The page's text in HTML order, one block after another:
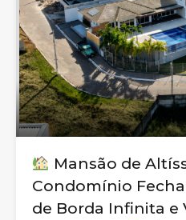
Mansão de
Condomínio
de Borda Infinita e